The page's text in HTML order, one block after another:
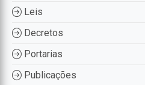
Leis
Decretos
Portarias
Publicações